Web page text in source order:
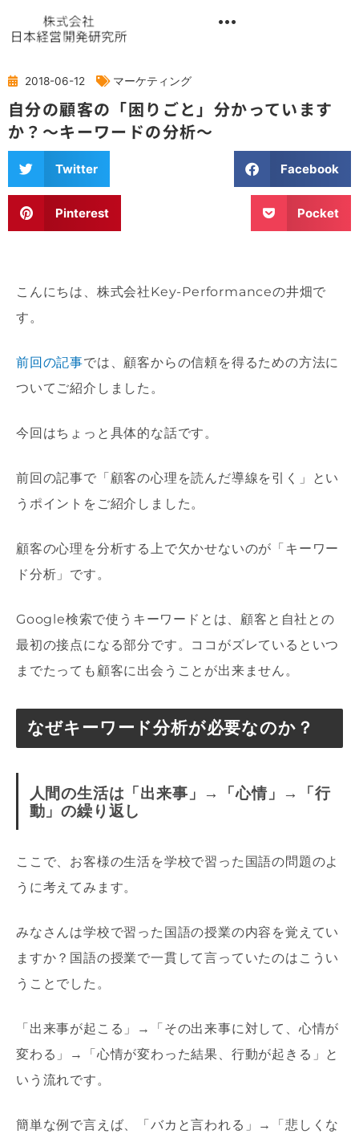
キ
2018-06-12 マーケティング
自分の顧客の「困りごと」分かっています
か？～キーワードの分析～
Twitter Facebook
Pinterest Pocket
こんにちは、株式会社Key-Performanceの井畑で
す。
前回の記事では、顧客からの信頼を得るための方法に
ついてご紹介しました。
今回はちょっと具体的な話です。
前回の記事で「顧客の心理を読んだ導線を引く」とい
うポイントをご紹介しました。
顧客の心理を分析する上で欠かせないのが「キーワー
ド分析」です。
Google検索で使うキーワードとは、顧客と自社との
最初の接点になる部分です。ココがズレているといつ
までたっても顧客に出会うことが出来ません。
なぜキーワード分析が必要なのか？
人間の生活は「出来事」→「心情」→「行
動」の繰り返し
ここで、お客様の生活を学校で習った国語の問題のよ
うに考えてみます。
みなさんは学校で習った国語の授業の内容を覚えてい
ますか？国語の授業で一貫して言っていたのはこうい
うことでした。
「出来事が起こる」→「その出来事に対して、心情が
変わる」→「心情が変わった結果、行動が起きる」と
いう流れです。
簡単な例で言えば、「バカと言われる」→「悲しくな